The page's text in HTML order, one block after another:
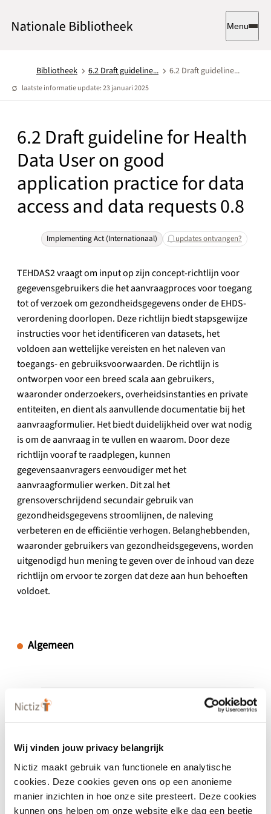
Wij vinden jouw privacy belangrijk
Nictiz maakt gebruik van functionele en analytische
cookies. Deze cookies geven ons op een anonieme
manier inzichten in hoe onze site presteert. Deze cookies
kunnen ons helpen om onze website elke dag een beetje
Menu
Bibliotheek 6.2 ​Draft guideline... 6.2 ​Draft guideline...
laatste informatie update: 23 januari 2025
6.2 ​Draft guideline for Health
Data User on good
application practice for data
access and data requests 0.8
Implementing Act (internationaal) updates ontvangen?
TEHDAS2 vraagt om input op zijn concept-richtlijn voor
gegevensgebruikers die het aanvraagproces voor toegang
tot of verzoek om gezondheidsgegevens onder de EHDS-
verordening doorlopen. Deze richtlijn biedt stapsgewijze
instructies voor het identificeren van datasets, het
voldoen aan wettelijke vereisten en het naleven van
toegangs- en gebruiksvoorwaarden. De richtlijn is
ontworpen voor een breed scala aan gebruikers,
waaronder onderzoekers, overheidsinstanties en private
entiteiten, en dient als aanvullende documentatie bij het
aanvraagformulier. Het biedt duidelijkheid over wat nodig
is om de aanvraag in te vullen en waarom. Door deze
richtlijn vooraf te raadplegen, kunnen
gegevensaanvragers eenvoudiger met het
aanvraagformulier werken. Dit zal het
grensoverschrijdend secundair gebruik van
gezondheidsgegevens stroomlijnen, de naleving
verbeteren en de efficiëntie verhogen. Belanghebbenden,
waaronder gebruikers van gezondheidsgegevens, worden
uitgenodigd hun mening te geven over de inhoud van deze
richtlijn om ervoor te zorgen dat deze aan hun behoeften
voldoet.
Algemeen
Versienummer
Versieomvang
-
Ingang geldigheid
20 januari 2025